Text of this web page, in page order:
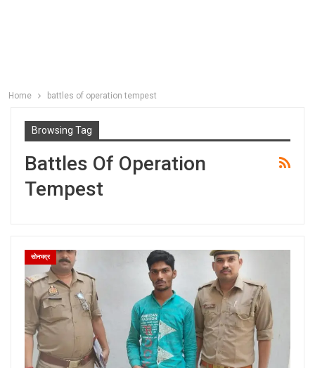
Home battles of operation tempest
Browsing Tag
Battles Of Operation
Tempest
सोनभद्र